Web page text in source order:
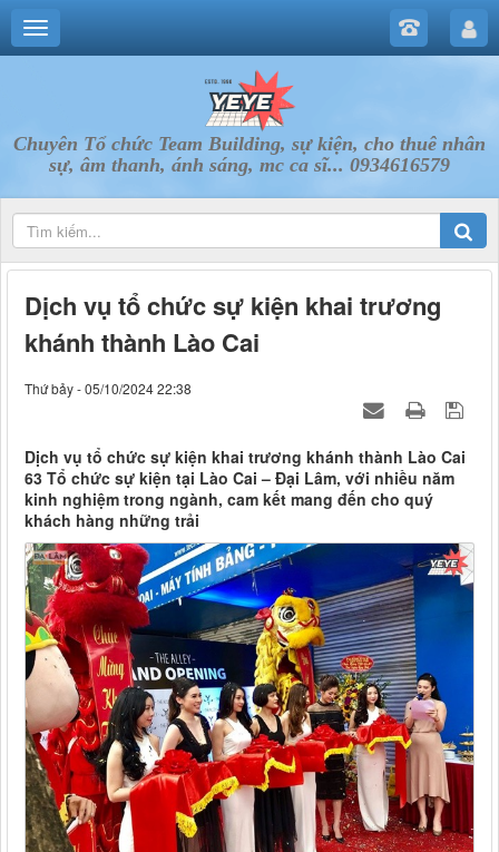
Chuyên Tổ chức Team Building, sự kiện, cho thuê nhân
sự, âm thanh, ánh sáng, mc ca sĩ... 0934616579
Dịch vụ tổ chức sự kiện khai trương
khánh thành Lào Cai
Thứ bảy - 05/10/2024 22:38
Dịch vụ tổ chức sự kiện khai trương khánh thành Lào Cai
63 Tổ chức sự kiện tại Lào Cai – Đại Lâm, với nhiều năm
kinh nghiệm trong ngành, cam kết mang đến cho quý
khách hàng những trải